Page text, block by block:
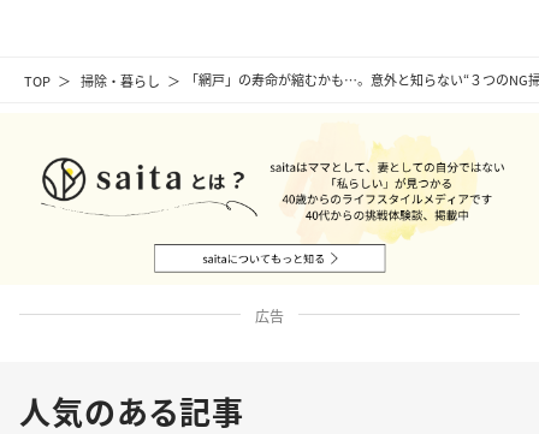
TOP 掃除・暮らし 「網戸」の寿命が縮むかも…。意外と知らない“３つの
広告
人気のある記事